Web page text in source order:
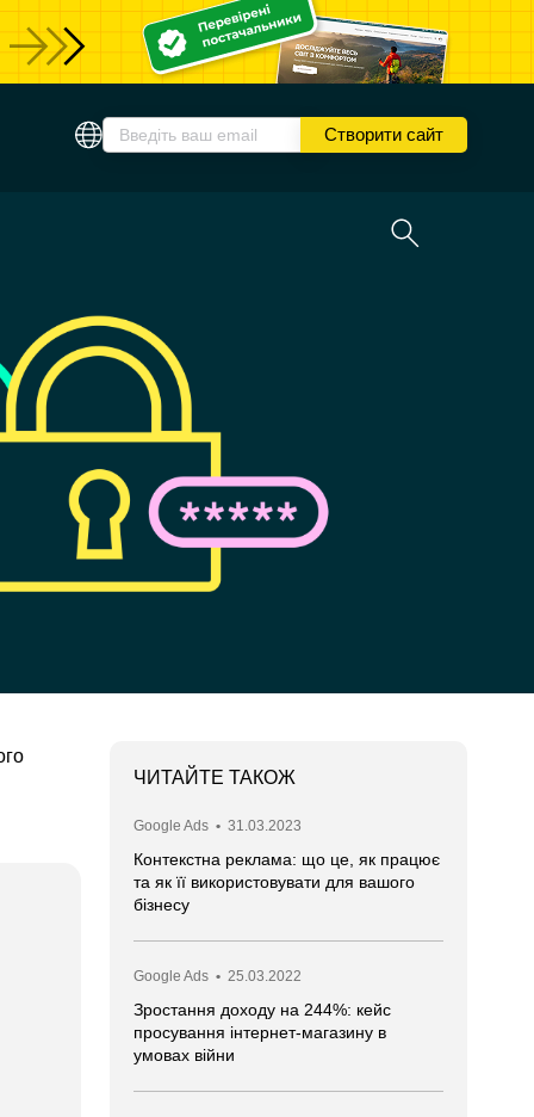
Створити сайт
ЧИТАЙТЕ ТАКОЖ
Google Ads • 31.03.2023
Контекстна реклама: що це, як працює
та як її використовувати для вашого
бізнесу
Google Ads • 25.03.2022
Зростання доходу на 244%: кейс
просування інтернет-магазину в
умовах війни